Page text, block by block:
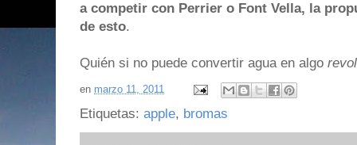
a competir con Perrier o Font Vella, la
de esto.
Quién si no puede convertir agua en algo
en marzo 11, 2011
Etiquetas: apple, bromas